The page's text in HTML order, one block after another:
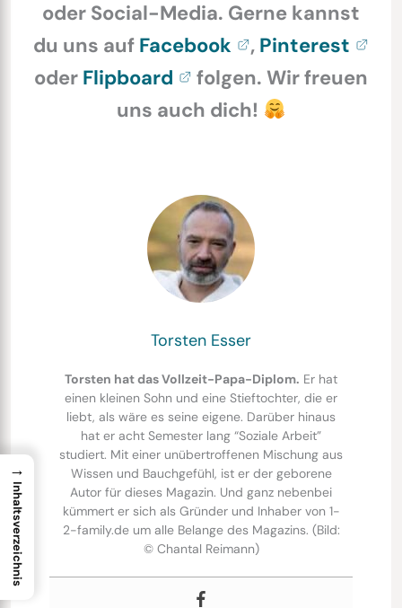
oder Social-Media. Gerne kannst
du uns auf Facebook , Pinterest
oder Flipboard
folgen. Wir freuen
uns auch dich!
Torsten Esser
Torsten hat das Vollzeit-Papa-Diplom. Er hat
einen kleinen Sohn und eine Stieftochter, die er
liebt, als wäre es seine eigene. Darüber hinaus
hat er acht Semester lang “Soziale Arbeit”
studiert. Mit einer unübertroffenen Mischung aus
Wissen und Bauchgefühl, ist er der geborene
Autor für dieses Magazin. Und ganz nebenbei
kümmert er sich als Gründer und Inhaber von 1-
2-family.de um alle Belange des Magazins. (Bild:
© Chantal Reimann)
→
Inhaltsverzeichnis